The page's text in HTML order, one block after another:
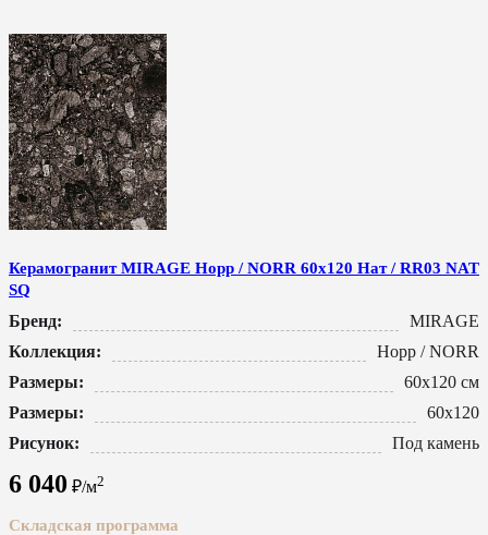
Керамогранит MIRAGE Норр / NORR 60x120 Нат / RR03 NAT
SQ
Бренд:
MIRAGE
Коллекция:
Норр / NORR
Размеры:
60x120 см
Размеры:
60x120
Рисунок:
Под камень
6 040 ₽/м2
Складская программа